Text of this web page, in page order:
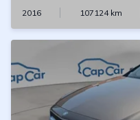
2016 107124km